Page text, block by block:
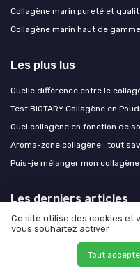
Collagène marin pureté et
Collagène marin haut de gamme
Les plus lus
Quelle différence entre le
Test BIOTARY Collagène en
Quel collagène en fonction de
Aroma-zone collagène : tout
Puis-je mélanger mon
Les derniers articles
Levure de bière et cheveux :
Levure de bière et cheveux :
le collagène marin
Ce site utilise des cookies et
vous souhaitez activer
Tout